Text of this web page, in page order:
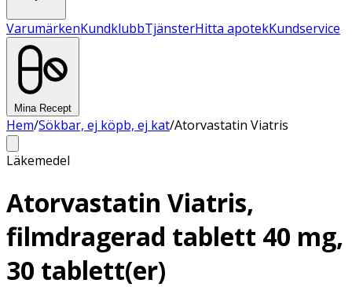
VarumärkenKundklubbTjänsterHitta apotekKundservice
Mina Recept
Hem/Sökbar, ej köpb, ej kat/Atorvastatin Viatris
Läkemedel
Atorvastatin Viatris,
filmdragerad tablett 40 mg,
30 tablett(er)